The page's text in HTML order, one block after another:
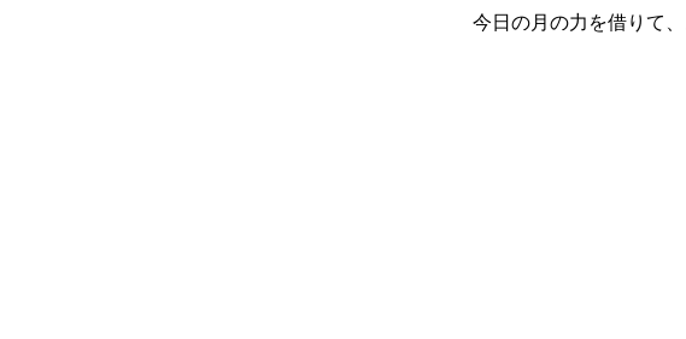
今日の月の力を借りて、